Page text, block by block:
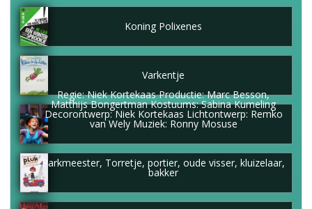
Koning Polixenes
Varkentje
Regie: Niek Kortekaas Productie: Marc Besson,
Matthijs Bongertman Kostuums: Sabina Kumeling
Decorontwerp: Niek Kortekaas Lichtontwerp: Remko
van Wely Muziek: Ronny Mosuse
Parkmeester, Torretje, portier, oude visser, kluizelaar,
bakker